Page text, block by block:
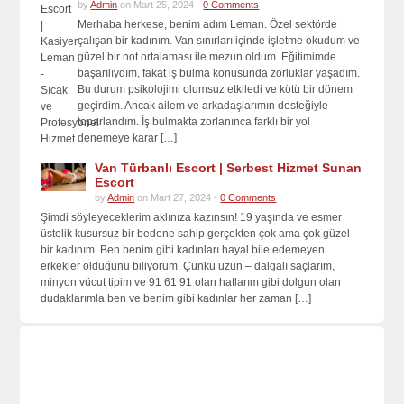
byAdmin on Mart 25, 2024 -0 Comments
Merhaba herkese, benim adım Leman. Özel sektörde
çalışan bir kadınım. Van sınırları içinde işletme okudum ve
güzel bir not ortalaması ile mezun oldum. Eğitimimde
başarılıydım, fakat iş bulma konusunda zorluklar yaşadım.
Bu durum psikolojimi olumsuz etkiledi ve kötü bir dönem
geçirdim. Ancak ailem ve arkadaşlarımın desteğiyle
toparlandım. İş bulmakta zorlanınca farklı bir yol
denemeye karar […]
Van Türbanlı Escort | Serbest Hizmet Sunan
Escort
byAdmin on Mart 27, 2024 -0 Comments
Şimdi söyleyeceklerim aklınıza kazınsın! 19 yaşında ve esmer
üstelik kusursuz bir bedene sahip gerçekten çok ama çok güzel
bir kadınım. Ben benim gibi kadınları hayal bile edemeyen
erkekler olduğunu biliyorum. Çünkü uzun – dalgalı saçlarım,
minyon vücut tipim ve 91 61 91 olan hatlarım gibi dolgun olan
dudaklarımla ben ve benim gibi kadınlar her zaman […]